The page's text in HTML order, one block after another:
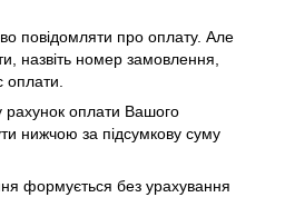
повідомляти про оплату. Але
назвіть номер замовлення,
оплати.
рахунок оплати Вашого
нижчою за підсумкову суму
формується без урахування